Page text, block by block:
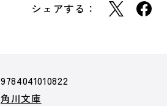
シェアする：
9784041010822
角川文庫